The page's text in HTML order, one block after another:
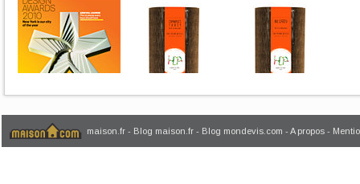
maison.fr - Blog maison.fr - Blog mondevis.com - A propos -